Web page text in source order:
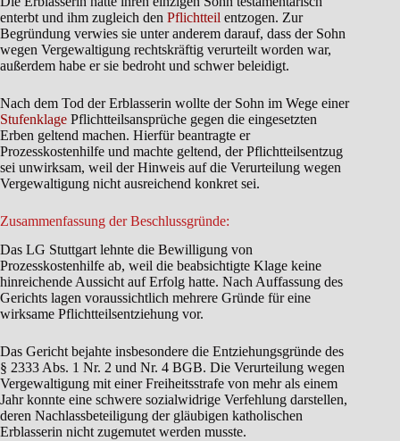
enterbt und ihm zugleich den Pflichtteil entzogen. Zur
Begründung verwies sie unter anderem darauf, dass der Sohn
wegen Vergewaltigung rechtskräftig verurteilt worden war,
außerdem habe er sie bedroht und schwer beleidigt.
Nach dem Tod der Erblasserin wollte der Sohn im Wege einer
Stufenklage Pflichtteilsansprüche gegen die eingesetzten
Erben geltend machen. Hierfür beantragte er
Prozesskostenhilfe und machte geltend, der Pflichtteilsentzug
sei unwirksam, weil der Hinweis auf die Verurteilung wegen
Vergewaltigung nicht ausreichend konkret sei.
Zusammenfassung der Beschlussgründe:
Das LG Stuttgart lehnte die Bewilligung von
Prozesskostenhilfe ab, weil die beabsichtigte Klage keine
hinreichende Aussicht auf Erfolg hatte. Nach Auffassung des
Gerichts lagen voraussichtlich mehrere Gründe für eine
wirksame Pflichtteilsentziehung vor.
Das Gericht bejahte insbesondere die Entziehungsgründe des
§ 2333 Abs. 1 Nr. 2 und Nr. 4 BGB. Die Verurteilung wegen
Vergewaltigung mit einer Freiheitsstrafe von mehr als einem
Jahr konnte eine schwere sozialwidrige Verfehlung darstellen,
deren Nachlassbeteiligung der gläubigen katholischen
Erblasserin nicht zugemutet werden musste.